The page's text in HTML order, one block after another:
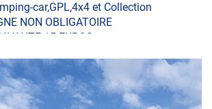
car,GPL,4x4 et Collection
NON OBLIGATOIRE
15 EUROS
79 EUROS.
ET 4X4 79 EUROS.
ET VEHICULE GAZ 85 EUROS